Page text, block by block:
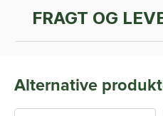
FRAGT OG
Alternative